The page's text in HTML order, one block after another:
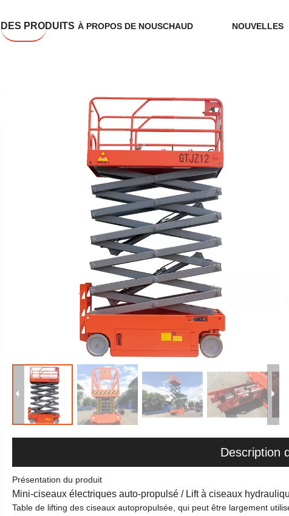
DES PRODUITS À PROPOS DE NOUSCHAUD NOUVELLES
Description
Présentation du produit
Mini-ciseaux électriques auto-propulsé / Lift à ciseaux
Table de lifting des ciseaux autopropulsée, qui peut être largement